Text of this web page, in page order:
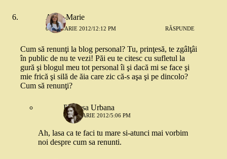
Anne-Marie
6 IANUARIE 2012/12:12 PM RĂSPUNDE
Cum să renunţi la blog personal? Tu, prinţesă, te zgâlţâi
în public de nu te vezi! Păi eu te citesc cu sufletul la
gură şi blogul meu tot personal îi şi dacă mi se face şi
mie frică şi silă de ăia care zic că-s aşa şi pe dincolo?
Cum să renunţi?
Printesa Urbana
6 IANUARIE 2012/5:06 PM
Ah, lasa ca te faci tu mare si-atunci mai vorbim
noi despre cum sa renunti.